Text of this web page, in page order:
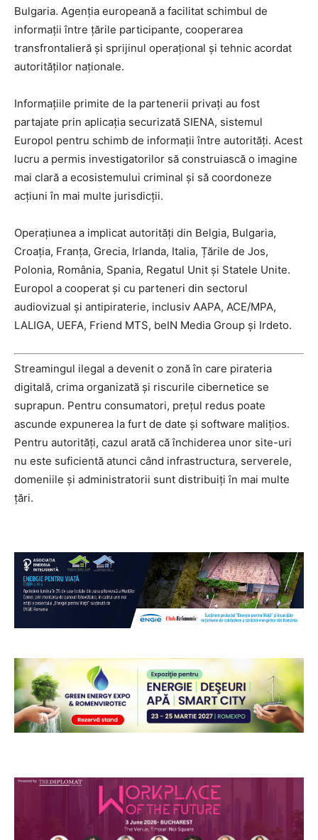
Bulgaria. Agenția europeană a facilitat schimbul de
informații între țările participante, cooperarea
transfrontalieră și sprijinul operațional și tehnic acordat
autorităților naționale.
Informațiile primite de la partenerii privați au fost
partajate prin aplicația securizată SIENA, sistemul
Europol pentru schimb de informații între autorități. Acest
lucru a permis investigatorilor să construiască o imagine
mai clară a ecosistemului criminal și să coordoneze
acțiuni în mai multe jurisdicții.
Operațiunea a implicat autorități din Belgia, Bulgaria,
Croația, Franța, Grecia, Irlanda, Italia, Țările de Jos,
Polonia, România, Spania, Regatul Unit și Statele Unite.
Europol a cooperat și cu parteneri din sectorul
audiovizual și antipiraterie, inclusiv AAPA, ACE/MPA,
LALIGA, UEFA, Friend MTS, beIN Media Group și Irdeto.
Streamingul ilegal a devenit o zonă în care pirateria
digitală, crima organizată și riscurile cibernetice se
suprapun. Pentru consumatori, prețul redus poate
ascunde expunerea la furt de date și software malițios.
Pentru autorități, cazul arată că închiderea unor site-uri
nu este suficientă atunci când infrastructura, serverele,
domeniile și administratorii sunt distribuiți în mai multe
țări.